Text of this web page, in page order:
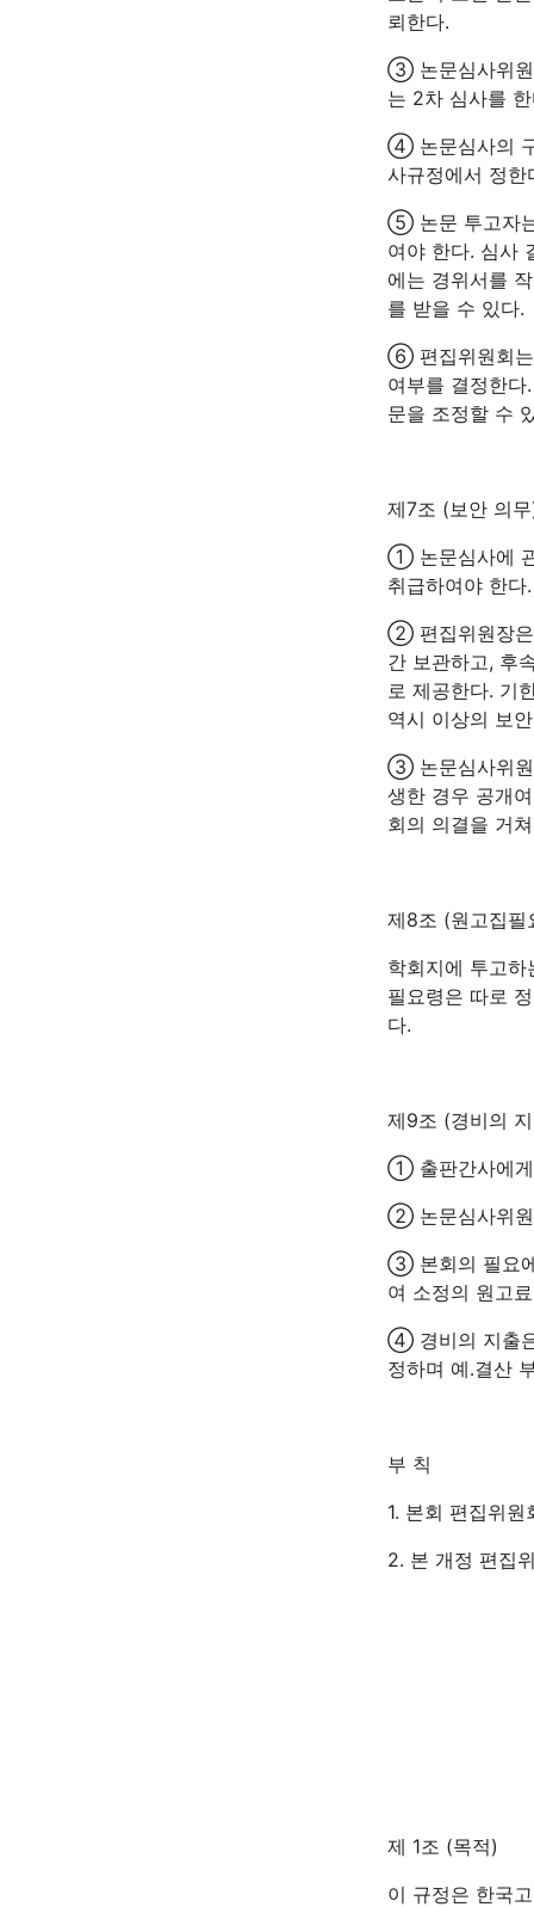
뢰한다.
③ 논문심사위원
는 2차 심사를
④ 논문심사의
사규정에서 정한
⑤ 논문 투고자
여야 한다. 심사
에는 경위서를
를 받을 수 있다.
⑥ 편집위원회는
여부를 결정한다
문을 조정할 수
제7조 (보안 의
① 논문심사에
취급하여야 한다.
② 편집위원장은
간 보관하고, 후
로 제공한다. 기
역시 이상의 보
③ 논문심사위원
생한 경우 공개
회의 의결을 거
제8조 (원고집필
학회지에 투고하
필요령은 따로
다.
제9조 (경비의
① 출판간사에게
② 논문심사위원
③ 본회의 필요
여 소정의 원고
④ 경비의 지출
정하며 예․결산
부 칙
1. 본회 편집위
2. 본 개정 편집
제 1조 (목적)
이 규정은 한국